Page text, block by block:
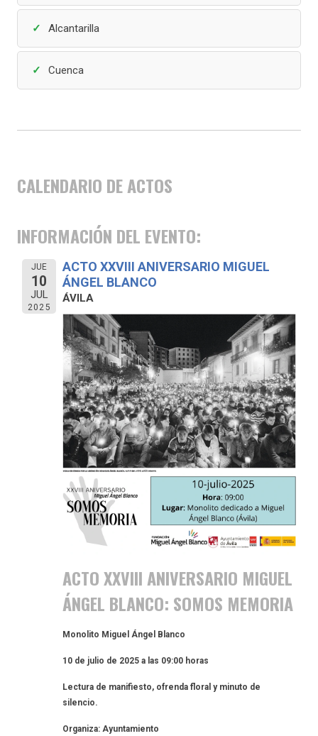
Alcantarilla
Cuenca
CALENDARIO DE ACTOS
INFORMACIÓN DEL EVENTO:
JUE
10
JUL
2025
ACTO XXVIII ANIVERSARIO MIGUEL
ÁNGEL BLANCO
ÁVILA
ACTO XXVIII ANIVERSARIO MIGUEL
ÁNGEL BLANCO: SOMOS MEMORIA
Monolito Miguel Ángel Blanco
10 de julio de 2025 a las 09:00 horas
Lectura de manifiesto, ofrenda floral y minuto de
silencio.
Organiza: Ayuntamiento